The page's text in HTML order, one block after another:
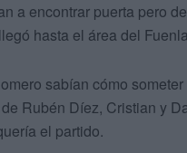
a encontrar puerta pero
hasta el área del
sabían cómo
Rubén Díez, Cristian y
el partido.